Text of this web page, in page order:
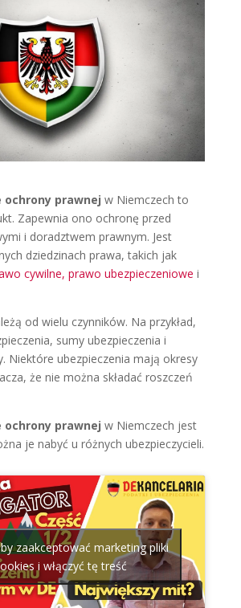
ochrony prawnej w Niemczech to
Zapewnia ono ochronę przed
i doradztwem prawnym. Jest
dziedzinach prawa, takich jak
cywilne, prawo ubezpieczeniowe i
od wielu czynników. Na przykład,
sumy ubezpieczenia i
Niektóre ubezpieczenia mają okresy
że nie można składać roszczeń
ochrony prawnej w Niemczech jest
je nabyć u różnych ubezpieczycieli.
zaakceptować marketing pliki
i włączyć tę treść